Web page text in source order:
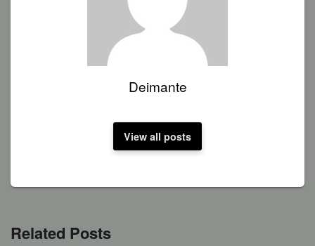
Deimante
View all posts
Related Posts